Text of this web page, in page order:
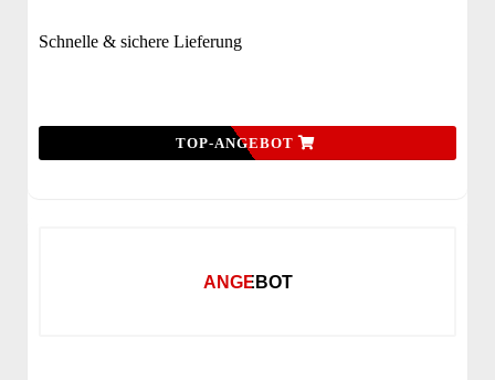
Schnelle & sichere Lieferung
TOP-ANGEBOT
ANGEBOT